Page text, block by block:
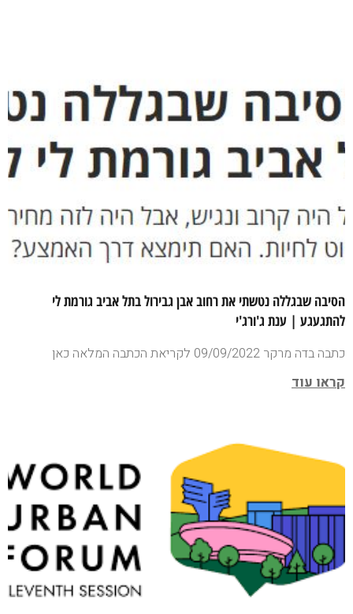
הסיבה שבגללה נטשתי את רחוב אבן גבירול בתל אביב גורמת לי
להתגעגע | ענת ג'ורג'י
כתבה בדה מרקר 09/09/2022 לקריאת הכתבה המלאה כאן
קראו עוד